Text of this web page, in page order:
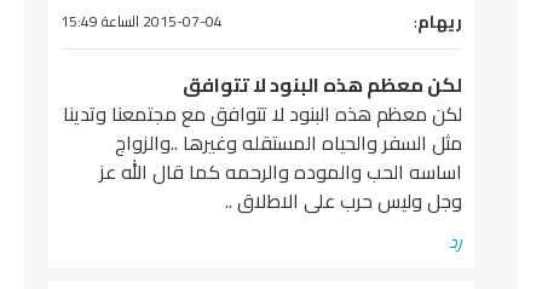
يقول
ريهام: 2015-07-04 الساعة 15:49
لكن معظم هذه البنود ﻻ تتوافق
لكن معظم هذه البنود ﻻ تتوافق مع مجتمعنا وتدينا
مثل السفر والحياه المستقله وغيرها ..والزواج
اساسه الحب والموده والرحمه كما قال الله عز
وجل وليس حرب على اﻻطﻻق ..
رد